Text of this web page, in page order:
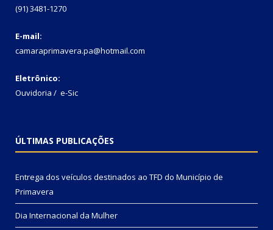
(91) 3481-1270
E-mail:
camaraprimavera.pa@hotmail.com
Eletrônico:
Ouvidoria / e-Sic
ÚLTIMAS PUBLICAÇÕES
Entrega dos veículos destinados ao TFD do Município de
Primavera
Dia Internacional da Mulher